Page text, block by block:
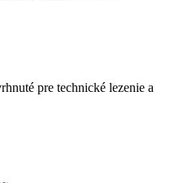
pre technické lezenie a